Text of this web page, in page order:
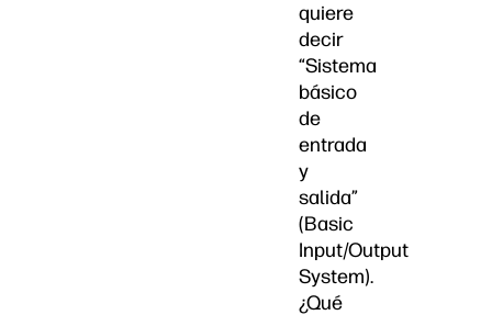
quiere
decir
“Sistema
básico
de
entrada
y
salida”
(Basic
Input/Output
System).
¿Qué